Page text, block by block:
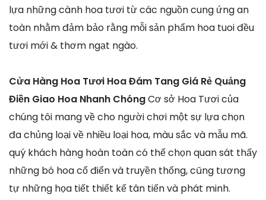
lựa những cành hoa tươi từ các nguồn cung ứng an
toàn nhằm đảm bảo rằng mỗi sản phẩm hoa tuoi đều
tươi mới & thơm ngạt ngào.
Cửa Hàng Hoa Tươi Hoa Đám Tang Giá Rẻ Quảng
Điền Giao Hoa Nhanh ChóngCơ sở Hoa Tươi của
chúng tôi mang về cho người chơi một sự lựa chọn
đa chủng loại về nhiều loại hoa, màu sắc và mẫu mã.
quý khách hàng hoàn toàn có thể chọn quan sát thấy
những bó hoa cổ điển và truyền thống, cũng tương
tự những họa tiết thiết kế tân tiến và phát minh.